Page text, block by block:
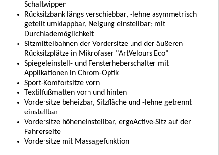
Schaltwippen
Rücksitzbank längs verschiebbar, -lehne asymmetrisch
geteilt umklappbar, Neigung einstellbar; mit
Durchlademöglichkeit
Sitzmittelbahnen der Vordersitze und der äußeren
Rücksitzplätze in Mikrofaser "ArtVelours Eco"
Spiegeleinstell- und Fensterheberschalter mit
Applikationen in Chrom-Optik
Sport-Komfortsitze vorn
Textilfußmatten vorn und hinten
Vordersitze beheizbar, Sitzfläche und -lehne getrennt
einstellbar
Vordersitze höheneinstellbar, ergoActive-Sitz auf der
Fahrerseite
Vordersitze mit Massagefunktion